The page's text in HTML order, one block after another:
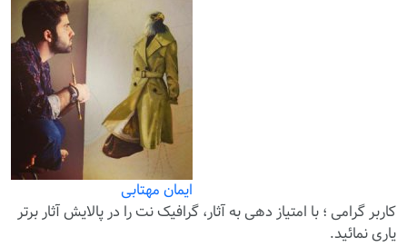
ایمان مهتابی
کاربر گرامی ؛ با امتیاز دهیبه آثار، گرافیک نت را در پالایش آثار برتر
یاری نمائید.